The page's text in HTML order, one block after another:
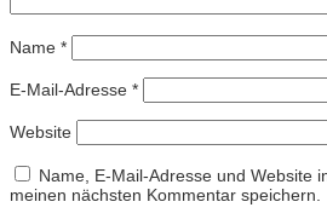
Name *
E-Mail-Adresse *
Website
Name, E-Mail-Adresse und Website
meinen nächsten Kommentar speichern.